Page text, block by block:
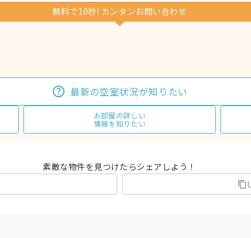
無料で10秒! カンタンお問い合わせ
最新の空室状況が知りたい
お部屋の詳しい
情報を知りたい
素敵な物件を見つけたらシェアしよう！